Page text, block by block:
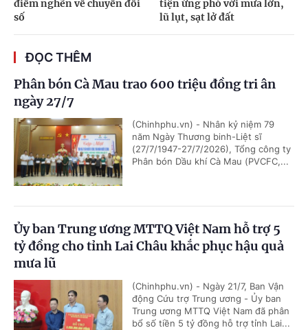
điểm nghẽn về chuyển đổi
số
tiện ứng phó với mưa lớn,
lũ lụt, sạt lở đất
ĐỌC THÊM
Phân bón Cà Mau trao 600 triệu đồng tri ân
ngày 27/7
(Chinhphu.vn) - Nhân kỷ niệm 79
năm Ngày Thương binh-Liệt sĩ
(27/7/1947-27/7/2026), Tổng công ty
Phân bón Dầu khí Cà Mau (PVCFC,...
Ủy ban Trung ương MTTQ Việt Nam hỗ trợ 5
tỷ đồng cho tỉnh Lai Châu khắc phục hậu quả
mưa lũ
(Chinhphu.vn) - Ngày 21/7, Ban Vận
động Cứu trợ Trung ương - Ủy ban
Trung ương MTTQ Việt Nam đã phân
bổ số tiền 5 tỷ đồng hỗ trợ tỉnh Lai...